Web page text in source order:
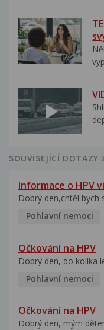
SOUVISEJÍCÍ DOTAZY
Informace o HPV
Dobrý den,chtěl bych
Pohlavní nemoci
Očkování na HPV
Dobrý den, do kolika
Pohlavní nemoci
Očkování na HPV
Dobrý den, mým